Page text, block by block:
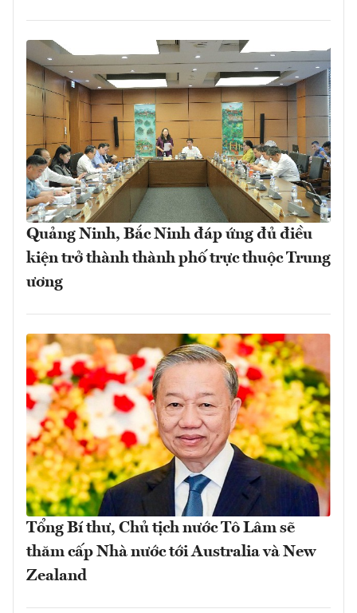
Quảng Ninh, Bắc Ninh đáp ứng đủ điều
kiện trở thành thành phố trực thuộc Trung
ương
Tổng Bí thư, Chủ tịch nước Tô Lâm sẽ
thăm cấp Nhà nước tới Australia và New
Zealand